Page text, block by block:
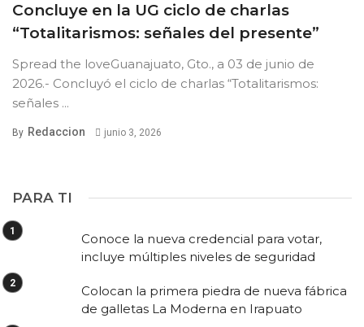
Concluye en la UG ciclo de charlas
“Totalitarismos: señales del presente”
Spread the loveGuanajuato, Gto., a 03 de junio de
2026.- Concluyó el ciclo de charlas “Totalitarismos:
señales ...
By Redaccion junio 3, 2026
PARA TI
Conoce la nueva credencial para votar,
incluye múltiples niveles de seguridad
Colocan la primera piedra de nueva fábrica
de galletas La Moderna en Irapuato